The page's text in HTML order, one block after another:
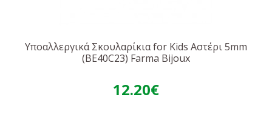
Υποαλλεργικά Σκουλαρίκια for Kids Αστέρι 5mm
(BE40C23) Farma Bijoux
12.20€